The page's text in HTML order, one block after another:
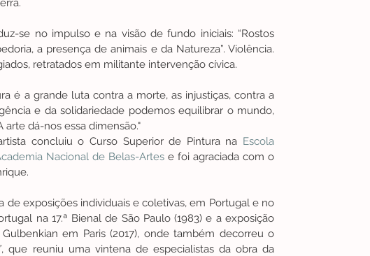
se no impulso e na visão de fundo iniciais: “Rostos
a presença de animais e da Natureza”. Violência.
retratados em militante intervenção cívica.
é a grande luta contra a morte, as injustiças, contra a
e da solidariedade podemos equilibrar o mundo,
dá-nos essa dimensão."
concluiu o Curso Superior de Pintura na Escola
Nacional de Belas-Artes e foi agraciada com o
de exposições individuais e coletivas, em Portugal e no
em Paris (2017), onde também decorreu o
, que reuniu uma vintena de especialistas da obra da